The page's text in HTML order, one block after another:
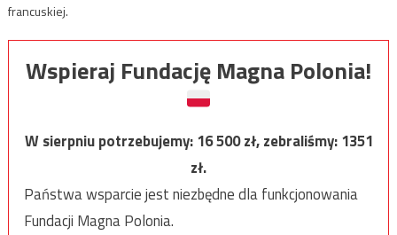
francuskiej.
Wspieraj Fundację Magna Polonia!
W sierpniu potrzebujemy:16 500zł, zebraliśmy:1351
zł.
Państwa wsparcie jest niezbędne dla funkcjonowania
Fundacji Magna Polonia.